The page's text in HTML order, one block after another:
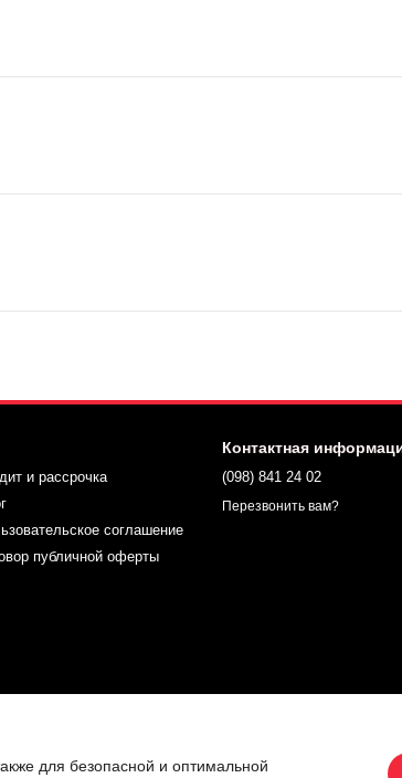
и рассрочка
соглашение
публичной оферты
Контактная
(098) 841 24 02
Перезвонить вам?
для безопасной и оптимальной